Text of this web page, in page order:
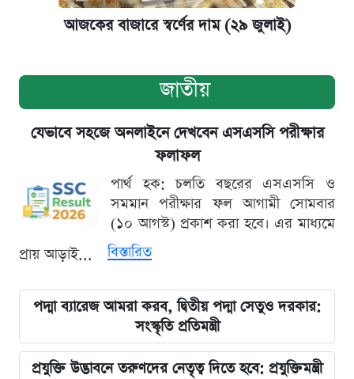
আজকের বাজারে স্বর্ণের দাম (২৯ জুলাই)
জাতীয়
যেভাবে সহজে অনলাইনে দেখবেন এসএসসি পরীক্ষার
ফলাফল
পার্থ হক: চলতি বছরের এসএসসি ও
সমমান পরীক্ষার ফল আগামী সোমবার
(১০ আগস্ট) প্রকাশ করা হবে। এর মাধ্যমে
প্রায় আড়াই...
বিস্তারিত
পদ্মা ব্যারেজ আমরা করব, দ্বিতীয় পদ্মা সেতুও দরকার:
সংস্কৃতি প্রতিমন্ত্রী
প্রযুক্তি উদ্ভাবনে তরুণদের নেতৃত্ব দিতে হবে: প্রযুক্তিমন্ত্রী